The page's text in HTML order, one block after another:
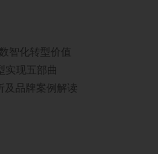
智化转型价值
实现五部曲
及品牌案例解读